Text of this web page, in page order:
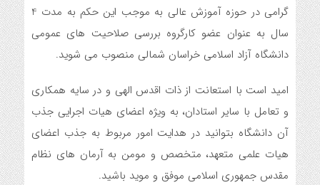
گرامی در حوزه آموزش عالی به موجب این حکم به مدت 4
سال به عنوان عضو کارگروه بررسی صلاحیت های عمومی
دانشگاه آزاد اسلامی خراسان شمالی منصوب می شوید.
امید است با استعانت از ذات اقدس الهی و در سایه همکاری
و تعامل با سایر استادان، به ویژه اعضای هیات اجرایی جذب
آن دانشگاه بتوانید در هدایت امور مربوط به جذب اعضای
هیات علمی متعهد، متخصص و مومن به آرمان های نظام
مقدس جمهوری اسلامی موفق و موید باشید.